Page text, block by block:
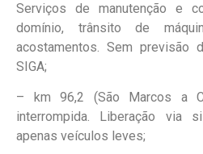
Serviços de manutenção e
domínio, trânsito de
acostamentos. Sem previsão
SIGA;
– km 96,2 (São Marcos a
interrompida. Liberação via
apenas veículos leves;